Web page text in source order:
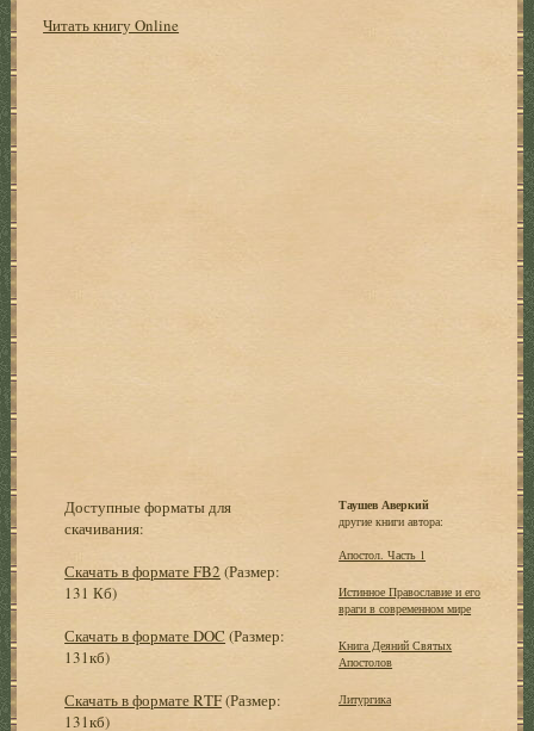
Читать книгу Online
Доступные форматы для
скачивания:
Скачать в формате FB2 (Размер:
131 Кб)
Скачать в формате DOC (Размер:
131кб)
Скачать в формате RTF(Размер:
131кб)
Таушев Аверкий
другие книги автора:
Апостол. Часть 1
Истинное Православие и его
враги в современном мире
Книга Деяний Святых
Апостолов
Литургика